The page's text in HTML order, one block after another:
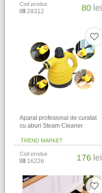
Cod produs
28312 80 lei
Aparat profesional de curatat
cu aburi Steam Cleaner
TREND MARKET
Cod produs
16226 176 lei